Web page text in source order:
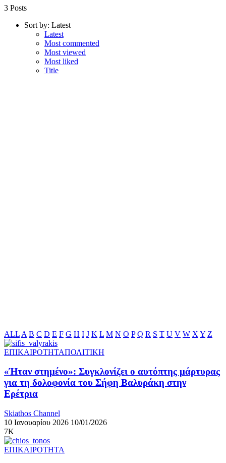
3 Posts
Sort by: Latest
Latest
Most commented
Most viewed
Most liked
Title
ALL A B C D E F G H I J K L M N O P Q R S T U V W X Y Z
ΕΠΙΚΑΙΡΟΤΗΤΑΠΟΛΙΤΙΚΗ
«Ήταν στημένο»: Συγκλονίζει ο αυτόπτης μάρτυρας
για τη δολοφονία του Σήφη Βαλυράκη στην
Ερέτρια
Skiathos Channel
10 Ιανουαρίου 2026 10/01/2026
7K
ΕΠΙΚΑΙΡΟΤΗΤΑ